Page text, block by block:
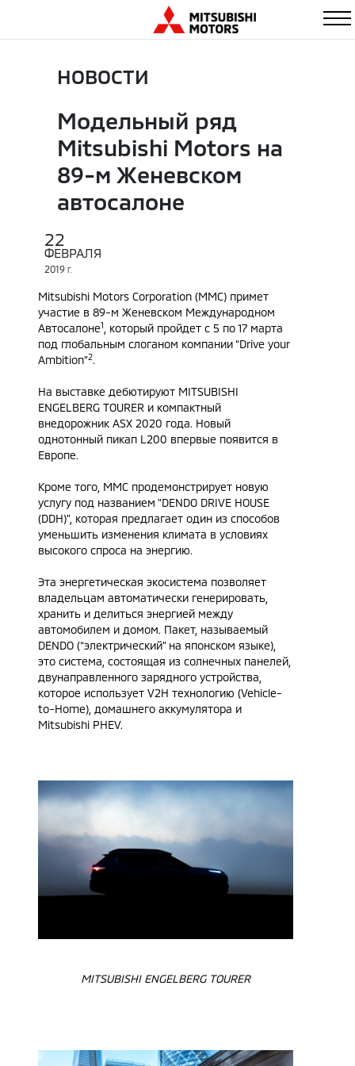
НОВОСТИ
Mодельный ряд
Mitsubishi Motors на
89-м Женевском
автосалоне
22
ФЕВРАЛЯ
2019 Г.
Mitsubishi Motors Corporation (MMC) примет
участие в 89-м Женевском Международном
Автосалоне1
, который пройдет с 5 по 17 марта
под глобальным слоганом компании “Drive your
Ambition”2.
На выставке дебютируют MITSUBISHI
ENGELBERG TOURER и компактный
внедорожник ASX 2020 года. Новый
однотонный пикап L200 впервые появится в
Европе.
Кроме того, MMC продемонстрирует новую
услугу под названием "DENDO DRIVE HOUSE
(DDH)", которая предлагает один из способов
уменьшить изменения климата в условиях
высокого спроса на энергию.
Эта энергетическая экосистема позволяет
владельцам автоматически генерировать,
хранить и делиться энергией между
автомобилем и домом. Пакет, называемый
DENDO (“электрический” на японском языке),
это система, состоящая из солнечных панелей,
двунаправленного зарядного устройства,
которое использует V2H технологию (Vehicle-
to-Home), домашнего аккумулятора и
Mitsubishi PHEV.
MITSUBISHI ENGELBERG TOURER